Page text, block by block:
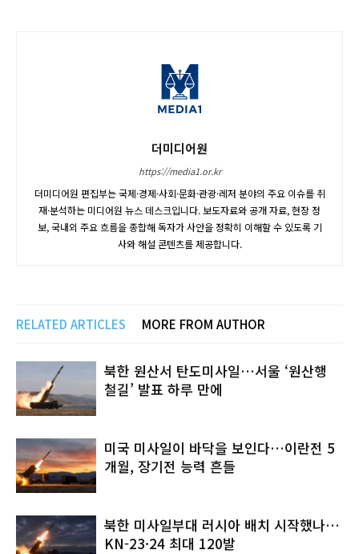
더미디어원
https://media1.or.kr
더미디어원 편집부는 국제·경제·사회·문화·관광·레저 분야의 주요 이슈를 취
재·분석하는 미디어원 뉴스 데스크입니다. 보도자료와 공개 자료, 현장 정
보, 국내외 주요 흐름을 종합해 독자가 사안을 정확히 이해할 수 있도록 기
사와 해설 콘텐츠를 제공합니다.
RELATED ARTICLES MORE FROM AUTHOR
북한 원산서 탄도미사일…서울 ‘원산행
철길’ 발표 하루 만에
미국 미사일이 바닥을 보인다…이란전 5
개월, 장기전 능력 흔들
북한 미사일부대 러시아 배치 시작했나…
KN-23·24 최대 120발